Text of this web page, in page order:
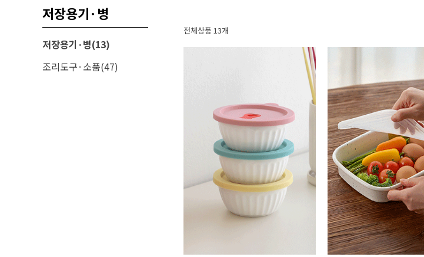
저장용기·병
저장용기·병(13)
조리도구·소품(47)
전체상품 13개